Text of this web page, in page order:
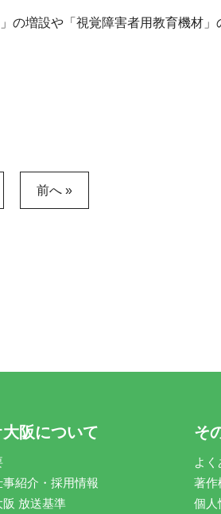
の増設や「視覚障害者用教育機材
前へ »
大阪について
紹介・採用情報
阪 放送基準
そ
よく
著作
個人